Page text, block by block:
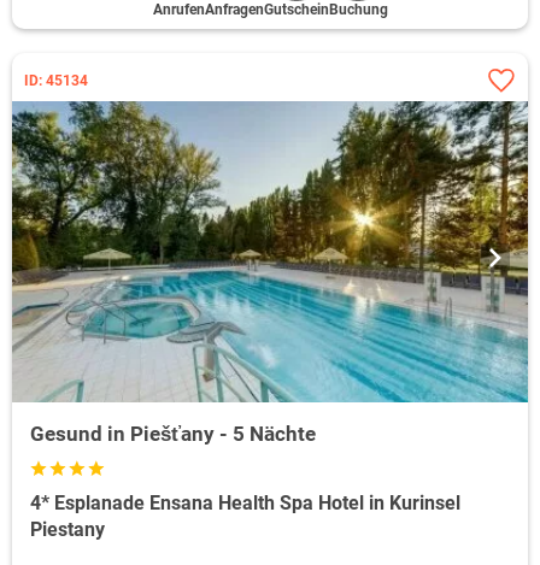
AnrufenAnfragenGutschein Buchung
ID: 45134
Gesund in Piešťany - 5 Nächte
4* Esplanade Ensana Health Spa Hotel in Kurinsel
Piestany